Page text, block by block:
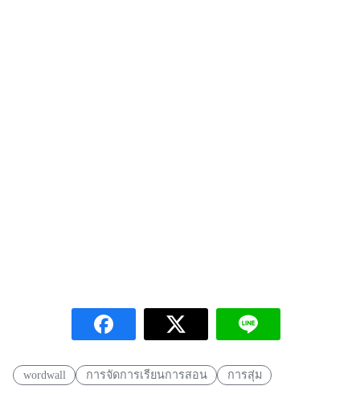
wordwall การจัดการเรียนการสอน การสุ่ม